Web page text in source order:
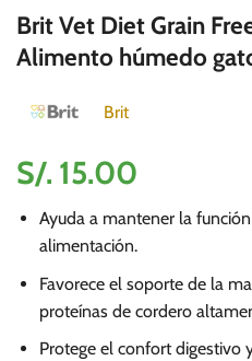
Brit Vet Diet Grain
Alimento húmedo
Brit
S/. 15.00
Ayuda a mantener la
alimentación.
Favorece el soporte de la
proteínas de cordero
Protege el confort digestivo